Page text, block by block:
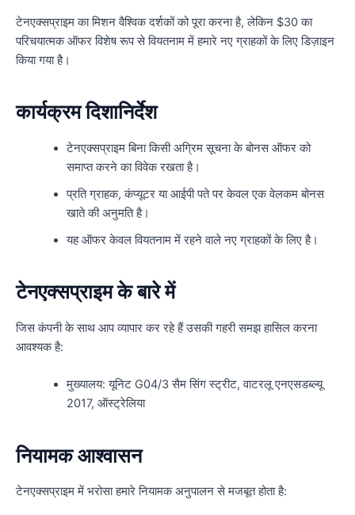
टेनएक्सप्राइम का मिशन वैश्विक दर्शकों को पूरा करना है, लेकिन $30 का
परिचयात्मक ऑफर विशेष रूप से वियतनाम में हमारे नए ग्राहकों के लिए डिज़ाइन
किया गया है।
कार्यक्रम दिशानिर्देश
टेनएक्सप्राइम बिना किसी अग्रिम सूचना के बोनस ऑफर को
समाप्त करने का विवेक रखता है।
प्रति ग्राहक, कंप्यूटर या आईपी पते पर केवल एक वेलकम बोनस
खाते की अनुमति है।
यह ऑफर केवल वियतनाम में रहने वाले नए ग्राहकों के लिए है।
टेनएक्सप्राइम के बारे में
जिस कंपनी के साथ आप व्यापार कर रहे हैं उसकी गहरी समझ हासिल करना
आवश्यक है:
मुख्यालय: यूनिट G04/3 सैम सिंग स्ट्रीट, वाटरलू एनएसडब्ल्यू
2017, ऑस्ट्रेलिया
नियामक आश्वासन
टेनएक्सप्राइम में भरोसा हमारे नियामक अनुपालन से मजबूत होता है: